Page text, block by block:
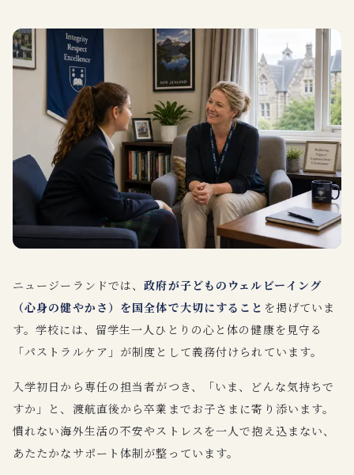
ニュージーランドでは、政府が子どものウェルビーイング
（心身の健やかさ）を国全体で大切にすること を掲げていま
す。学校には、留学生一人ひとりの心と体の健康を見守る
「パストラルケア」が制度として義務付けられています。
入学初日から専任の担当者がつき、「いま、どんな気持ちで
すか」と、渡航直後から卒業までお子さまに寄り添います。
慣れない海外生活の不安やストレスを一人で抱え込まない、
あたたかなサポート体制が整っています。